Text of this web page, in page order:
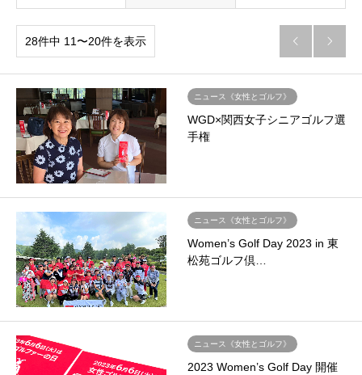
28件中 11〜20件を表示  
ニュース《女性とゴルフ》
WGD×関西女子シニアゴルフ選
手権
ニュース《女性とゴルフ》
Women’s Golf Day 2023 in 東
松苑ゴルフ倶…
ニュース《女性とゴルフ》
2023 Women’s Golf Day 開催